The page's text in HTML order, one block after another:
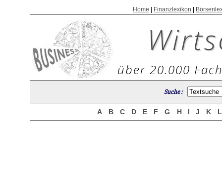
Home Finanzlexikon
über 20.000
Suche :
A B C D E F G H I J K